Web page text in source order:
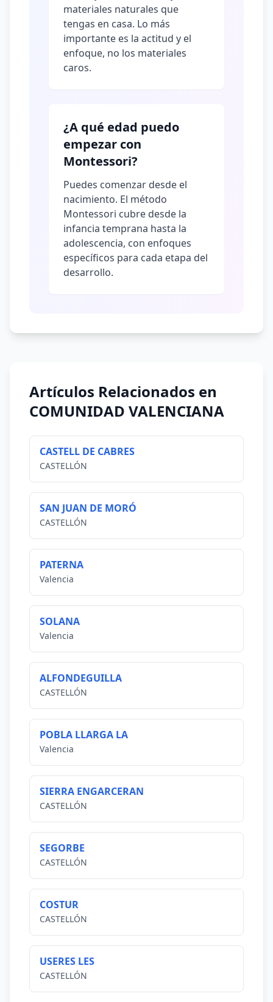
materiales naturales que
tengas en casa. Lo más
importante es la actitud y el
enfoque, no los materiales
caros.
¿A qué edad puedo
empezar con
Montessori?
Puedes comenzar desde el
nacimiento. El método
Montessori cubre desde la
infancia temprana hasta la
adolescencia, con enfoques
específicos para cada etapa del
desarrollo.
Artículos Relacionados en
COMUNIDAD VALENCIANA
CASTELL DE CABRES
CASTELLÓN
SAN JUAN DE MORÓ
CASTELLÓN
PATERNA
Valencia
SOLANA
Valencia
ALFONDEGUILLA
CASTELLÓN
POBLA LLARGA LA
Valencia
SIERRA ENGARCERAN
CASTELLÓN
SEGORBE
CASTELLÓN
COSTUR
CASTELLÓN
USERES LES
CASTELLÓN